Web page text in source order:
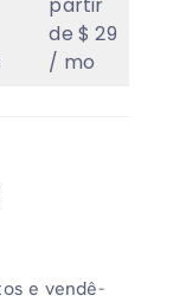
de $ 29
/ mo
e vendê-